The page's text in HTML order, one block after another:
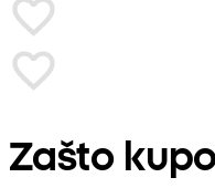
Zašto